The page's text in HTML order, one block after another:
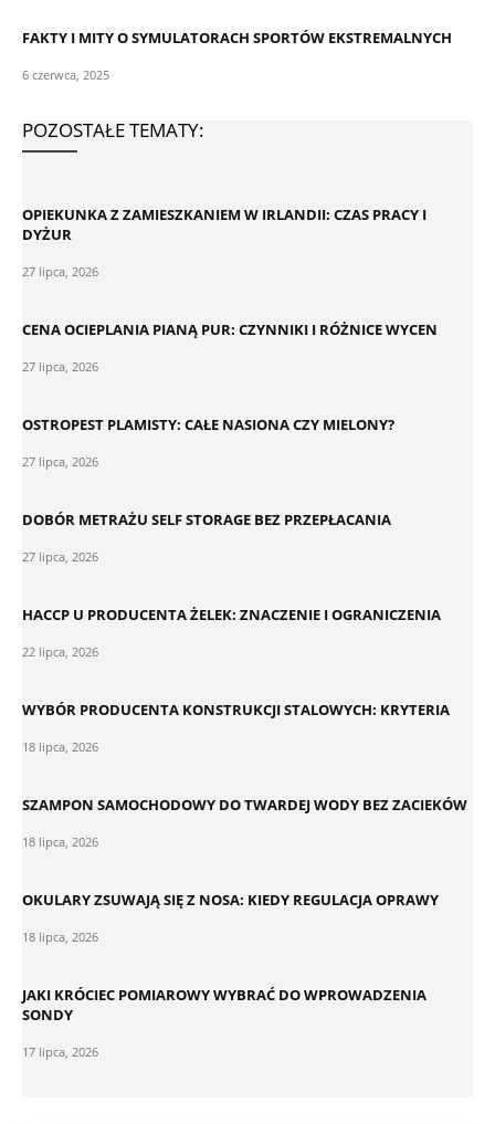
FAKTY I MITY O SYMULATORACH SPORTÓW EKSTREMALNYCH
6 czerwca, 2025
POZOSTAŁE TEMATY:
OPIEKUNKA Z ZAMIESZKANIEM W IRLANDII: CZAS PRACY I
DYŻUR
27 lipca, 2026
CENA OCIEPLANIA PIANĄ PUR: CZYNNIKI I RÓŻNICE WYCEN
27 lipca, 2026
OSTROPEST PLAMISTY: CAŁE NASIONA CZY MIELONY?
27 lipca, 2026
DOBÓR METRAŻU SELF STORAGE BEZ PRZEPŁACANIA
27 lipca, 2026
HACCP U PRODUCENTA ŻELEK: ZNACZENIE I OGRANICZENIA
22 lipca, 2026
WYBÓR PRODUCENTA KONSTRUKCJI STALOWYCH: KRYTERIA
18 lipca, 2026
SZAMPON SAMOCHODOWY DO TWARDEJ WODY BEZ ZACIEKÓW
18 lipca, 2026
OKULARY ZSUWAJĄ SIĘ Z NOSA: KIEDY REGULACJA OPRAWY
18 lipca, 2026
JAKI KRÓCIEC POMIAROWY WYBRAĆ DO WPROWADZENIA
SONDY
17 lipca, 2026